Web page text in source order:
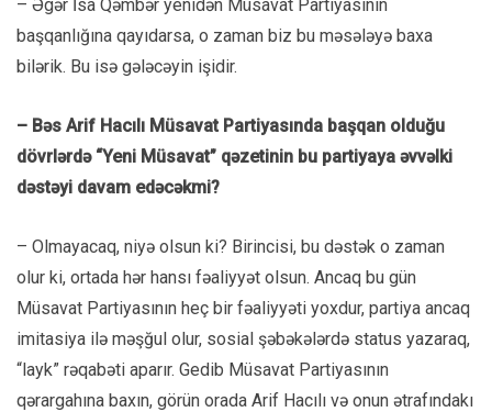
– Əgər İsa Qəmbər yenidən Müsavat Partiyasının
başqanlığına qayıdarsa, o zaman biz bu məsələyə baxa
bilərik. Bu isə gələcəyin işidir.
– Bəs Arif Hacılı Müsavat Partiyasında başqan olduğu
dövrlərdə “Yeni Müsavat” qəzetinin bu partiyaya əvvəlki
dəstəyi davam edəcəkmi?
– Olmayacaq, niyə olsun ki? Birincisi, bu dəstək o zaman
olur ki, ortada hər hansı fəaliyyət olsun. Ancaq bu gün
Müsavat Partiyasının heç bir fəaliyyəti yoxdur, partiya ancaq
imitasiya ilə məşğul olur, sosial şəbəkələrdə status yazaraq,
“layk” rəqabəti aparır. Gedib Müsavat Partiyasının
qərargahına baxın, görün orada Arif Hacılı və onun ətrafındakı